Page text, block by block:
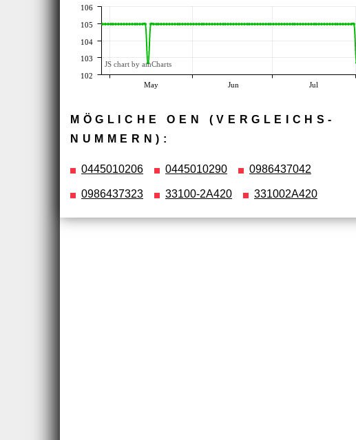
May Jun Jul
102
103
104
105
106
JS chart by amCharts
MÖGLICHE OEN (VERGLEICHS­
NUMMERN):
0445010206 0445010290 0986437042
0986437323 33100-2A420 331002A420